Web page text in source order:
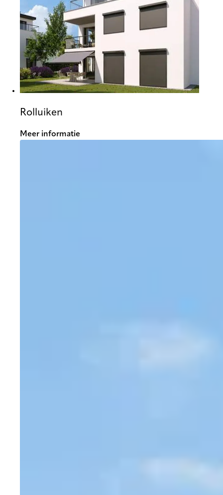
Rolluiken
Meer informatie